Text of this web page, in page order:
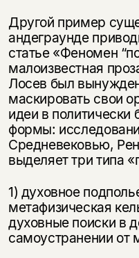
Другой пример
андеграунде
статье «Феномен
малоизвестная
Лосев был
маскировать свои
идеи в
формы:
Средневековью,
выделяет три типа
1) духовное
метафизическая
духовные поиски в
самоустранении от